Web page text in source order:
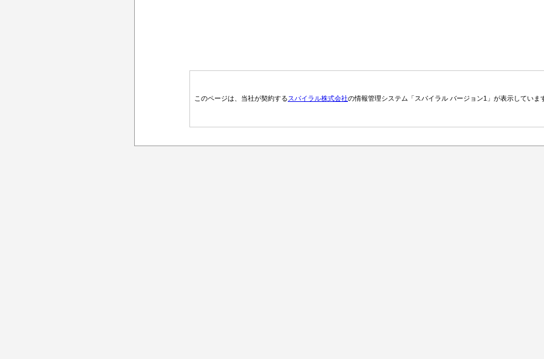
このページは、当社が契約するスパイラル株式会社の情報管理システム「スパイラル バージョン1」が表示していま